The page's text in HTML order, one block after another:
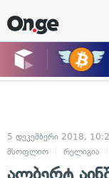
5 დეკემბერი 2018,
მსოფლიო
რელიგია